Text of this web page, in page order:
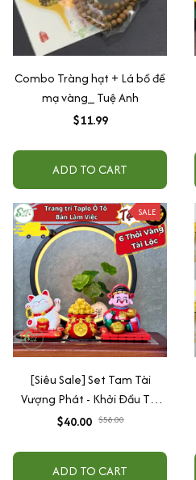
Combo Tràng hạt + Lá bồ đề
mạ vàng_ Tuệ Anh
$11.99
ADD TO CART
SALE
[Siêu Sale] Set Tam Tài
Vượng Phát - Khởi Đầu Tài
Lộc, Vạn Sự Hanh Thông
phòng khách, phòng ngủ,
bàn làm việc
$40.00 $58.00
ADD TO CART